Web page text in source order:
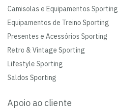
Camisolas e Equipamentos Sporting
Equipamentos de Treino Sporting
Presentes e Acessórios Sporting
Retro & Vintage Sporting
Lifestyle Sporting
Saldos Sporting
Apoio ao cliente